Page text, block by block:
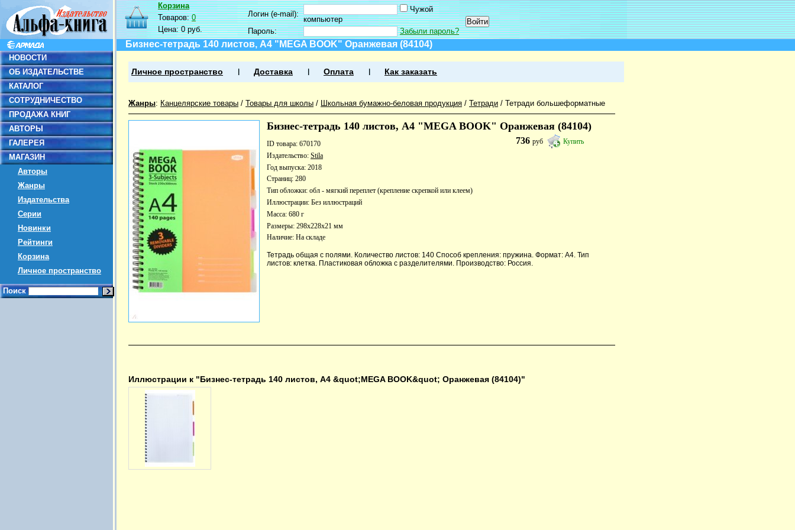
НОВОСТИ
ОБ ИЗДАТЕЛЬСТВЕ
КАТАЛОГ
СОТРУДНИЧЕСТВО
ПРОДАЖА КНИГ
АВТОРЫ
ГАЛЕРЕЯ
МАГАЗИН
Авторы
Жанры
Издательства
Серии
Новинки
Рейтинги
Корзина
Личное пространство
Поиск
Корзина
Товаров:0
Цена:0 руб.
Логин (e-mail):
Чужой
компьютер
Пароль:
Забыли пароль?
Бизнес-тетрадь 140 листов, А4 "MEGA BOOK" Оранжевая (84104)
Личное пространство Доставка Оплата Как заказать
Жанры: Канцелярские товары / Товары для школы / Школьная бумажно-беловая продукция / Тетради / Тетради большеформатные
Бизнес-тетрадь 140 листов, А4 "MEGA BOOK" Оранжевая (84104)
736руб Купить
ID товара: 670170
Издательство: Stila
Год выпуска: 2018
Страниц: 280
Тип обложки: обл - мягкий переплет (крепление скрепкой или клеем)
Иллюстрации: Без иллюстраций
Масса: 680 г
Размеры: 298x228x21 мм
Наличие: На складе
Тетрадь общая с полями. Количество листов: 140 Способ крепления: пружина. Формат: А4. Тип
листов: клетка. Пластиковая обложка с разделителями. Производство: Россия.
Иллюстрации к "Бизнес-тетрадь 140 листов, А4 &quot;MEGA BOOK&quot; Оранжевая (84104)"